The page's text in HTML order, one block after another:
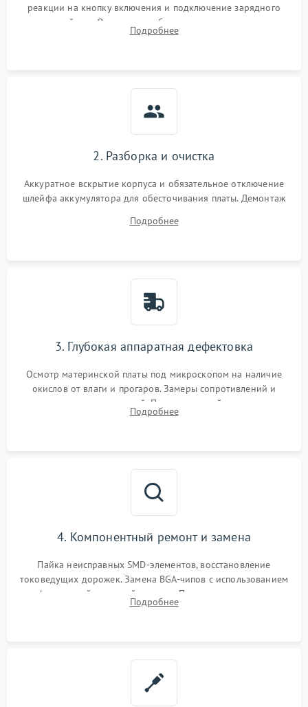
реакции на кнопку включения и подключение зарядного
устройства. Оценка потребления тока с помощью
лабораторного блока питания для локализации проблемы.
Подробнее
2. Разборка и очистка
Аккуратное вскрытие корпуса и обязательное отключение
шлейфа аккумулятора для обесточивания платы. Демонтаж
высохшей термопасты с кристаллов чипов.
Подробнее
3. Глубокая аппаратная дефектовка
Осмотр материнской платы под микроскопом на наличие
окислов от влаги и прогаров. Замеры сопротивлений и
дежурных напряжений. Проверка цепей питания,
мультиконтроллера, процессора и видеочипа.
Подробнее
4. Компонентный ремонт и замена
Пайка неисправных SMD-элементов, восстановление
токоведущих дорожек. Замена BGA-чипов с использованием
инфракрасной паяльной станции. Прошивка микросхемы
BIOS или замена поврежденных портов USB
Подробнее